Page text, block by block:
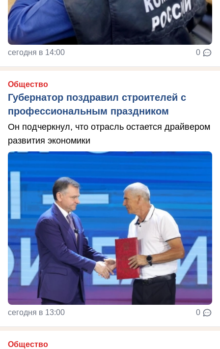
сегодня в 14:00 0
Общество
Губернатор поздравил строителей с
профессиональным праздником
Он подчеркнул, что отрасль остается драйвером
развития экономики
сегодня в 13:00 0
Общество